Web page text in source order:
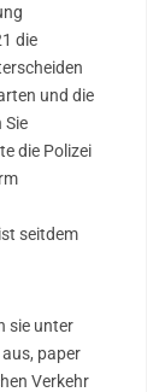
die
und die
Sie
die Polizei
seitdem
sie unter
paper
Verkehr